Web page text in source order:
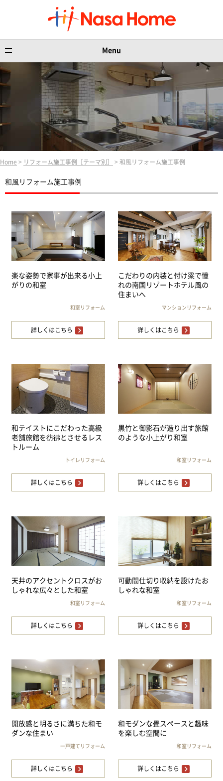
Menu
Home > リフォーム施工事例［テーマ別］ > 和風リフォーム施工事例
和風リフォーム施工事例
楽な姿勢で家事が出来る小上
がりの和室
和室リフォーム
詳しくはこちら
こだわりの内装と付け梁で憧
れの南国リゾートホテル風の
住まいへ
マンションリフォーム
詳しくはこちら
和テイストにこだわった高級
老舗旅館を彷彿とさせるレス
トルーム
トイレリフォーム
詳しくはこちら
黒竹と御影石が造り出す旅館
のような小上がり和室
和室リフォーム
詳しくはこちら
天井のアクセントクロスがお
しゃれな広々とした和室
和室リフォーム
詳しくはこちら
可動間仕切り収納を設けたお
しゃれな和室
和室リフォーム
詳しくはこちら
開放感と明るさに満ちた和モ
ダンな住まい
一戸建てリフォーム
詳しくはこちら
和モダンな畳スペースと趣味
を楽しむ空間に
和室リフォーム
詳しくはこちら